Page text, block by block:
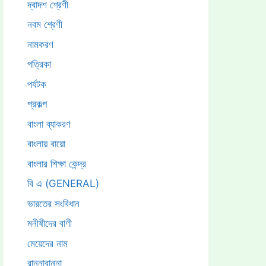
দ্বাদশ শ্রেণী
নবম শ্রেণী
নামকরণ
পত্রিকা
পর্যটক
প্রকল্প
বাংলা ব্যাকরণ
বাংলায় বায়ো
বাংলার শিক্ষা কেন্দ্র
বি এ (GENERAL)
ভারতের সংবিধান
মনীষীদের বাণী
মেয়েদের নাম
রান্নাবান্না